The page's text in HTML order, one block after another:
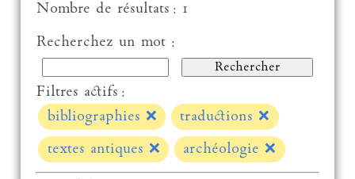
Nombre de résultats : 1
Recherchez un mot :
Filtres actifs :
bibliographies ❌ traductions❌
textes antiques ❌ archéologie❌